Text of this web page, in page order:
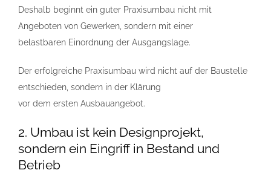
Deshalb beginnt ein guter Praxisumbau nicht mit
Angeboten von Gewerken, sondern mit einer
belastbaren Einordnung der Ausgangslage.
Der erfolgreiche Praxisumbau wird nicht auf der Baustelle
entschieden, sondern in der Klärung
vor dem ersten Ausbauangebot.
2. Umbau ist kein Designprojekt,
sondern ein Eingriff in Bestand und
Betrieb